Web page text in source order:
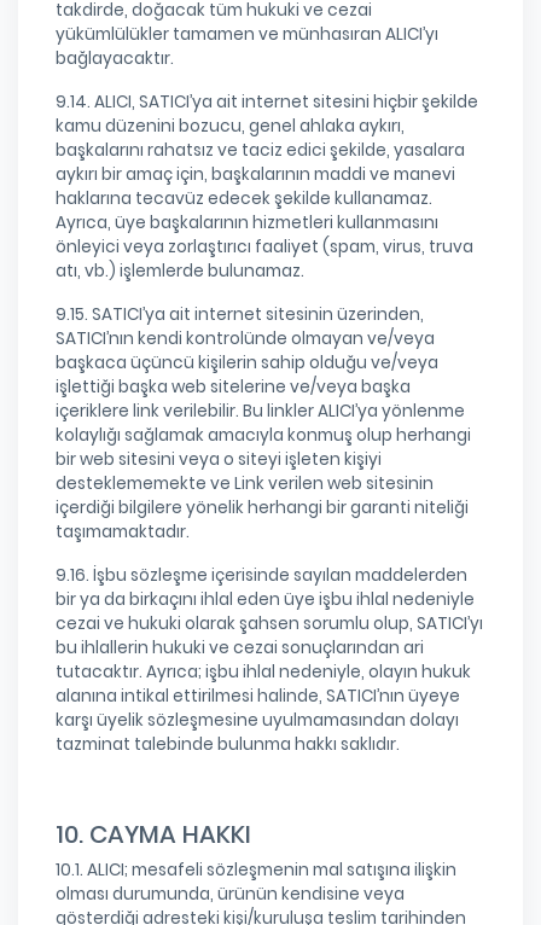
takdirde, doğacak tüm hukuki ve cezai
yükümlülükler tamamen ve münhasıran ALICI’yı
bağlayacaktır.
9.14. ALICI, SATICI’ya ait internet sitesini hiçbir şekilde
kamu düzenini bozucu, genel ahlaka aykırı,
başkalarını rahatsız ve taciz edici şekilde, yasalara
aykırı bir amaç için, başkalarının maddi ve manevi
haklarına tecavüz edecek şekilde kullanamaz.
Ayrıca, üye başkalarının hizmetleri kullanmasını
önleyici veya zorlaştırıcı faaliyet (spam, virus, truva
atı, vb.) işlemlerde bulunamaz.
9.15. SATICI’ya ait internet sitesinin üzerinden,
SATICI’nın kendi kontrolünde olmayan ve/veya
başkaca üçüncü kişilerin sahip olduğu ve/veya
işlettiği başka web sitelerine ve/veya başka
içeriklere link verilebilir. Bu linkler ALICI’ya yönlenme
kolaylığı sağlamak amacıyla konmuş olup herhangi
bir web sitesini veya o siteyi işleten kişiyi
desteklememekte ve Link verilen web sitesinin
içerdiği bilgilere yönelik herhangi bir garanti niteliği
taşımamaktadır.
9.16. İşbu sözleşme içerisinde sayılan maddelerden
bir ya da birkaçını ihlal eden üye işbu ihlal nedeniyle
cezai ve hukuki olarak şahsen sorumlu olup, SATICI’yı
bu ihlallerin hukuki ve cezai sonuçlarından ari
tutacaktır. Ayrıca; işbu ihlal nedeniyle, olayın hukuk
alanına intikal ettirilmesi halinde, SATICI’nın üyeye
karşı üyelik sözleşmesine uyulmamasından dolayı
tazminat talebinde bulunma hakkı saklıdır.
10. CAYMA HAKKI
10.1. ALICI; mesafeli sözleşmenin mal satışına ilişkin
olması durumunda, ürünün kendisine veya
gösterdiği adresteki kişi/kuruluşa teslim tarihinden